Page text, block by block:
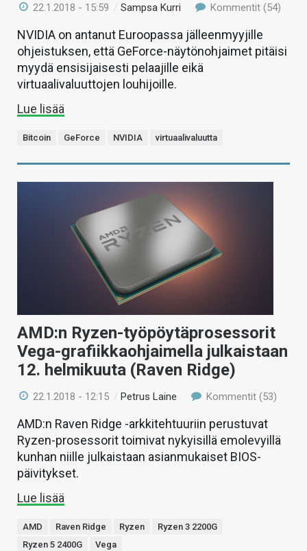
22.1.2018 - 15:59 /Sampsa Kurri Kommentit (54)
NVIDIA on antanut Euroopassa jälleenmyyjille
ohjeistuksen, että GeForce-näytönohjaimet pitäisi
myydä ensisijaisesti pelaajille eikä
virtuaalivaluuttojen louhijoille.
Lue lisää
Bitcoin GeForce NVIDIA virtuaalivaluutta
AMD:n Ryzen-työpöytäprosessorit
Vega-grafiikkaohjaimella julkaistaan
12. helmikuuta (Raven Ridge)
22.1.2018 - 12:15 / Petrus Laine Kommentit (53)
AMD:n Raven Ridge -arkkitehtuuriin perustuvat
Ryzen-prosessorit toimivat nykyisillä emolevyillä
kunhan niille julkaistaan asianmukaiset BIOS-
päivitykset.
Lue lisää
AMD Raven Ridge Ryzen
Ryzen 3 2200G
Ryzen 5 2400G
Vega